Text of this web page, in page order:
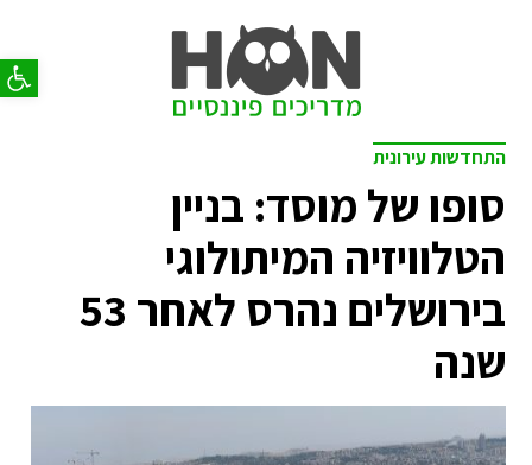
פתח
התחדשות עירונית
סופו של מוסד: בניין
הטלוויזיה המיתולוגי
בירושלים נהרס לאחר 53
שנה